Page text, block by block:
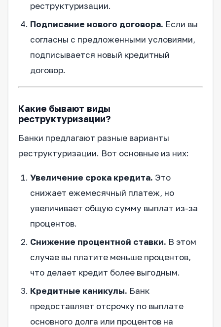
реструктуризации.
Подписание нового договора. Если вы
согласны с предложенными условиями,
подписывается новый кредитный
договор.
Какие бывают виды
реструктуризации?
Банки предлагают разные варианты
реструктуризации. Вот основные из них:
Увеличение срока кредита. Это
снижает ежемесячный платеж, но
увеличивает общую сумму выплат из-за
процентов.
Снижение процентной ставки. В этом
случае вы платите меньше процентов,
что делает кредит более выгодным.
Кредитные каникулы. Банк
предоставляет отсрочку по выплате
основного долга или процентов на